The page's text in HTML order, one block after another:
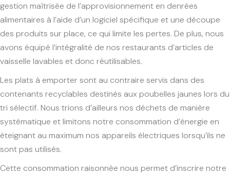
gestion maîtrisée de l’approvisionnement en denrées
alimentaires à l’aide d’un logiciel spécifique et une découpe
des produits sur place, ce qui limite les pertes. De plus, nous
avons équipé l’intégralité de nos restaurants d’articles de
vaisselle lavables et donc réutilisables.
Les plats à emporter sont au contraire servis dans des
contenants recyclables destinés aux poubelles jaunes lors du
tri sélectif. Nous trions d’ailleurs nos déchets de manière
systématique et limitons notre consommation d’énergie en
éteignant au maximum nos appareils électriques lorsqu’ils ne
sont pas utilisés.
Cette consommation raisonnée nous permet d’inscrire notre